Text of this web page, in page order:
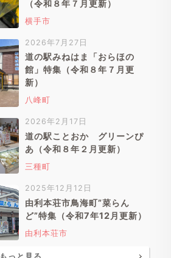
（令和８年７月更新）
横手市
2026年7月27日
道の駅みねはま「おらほの
館」特集（令和８年７月更
新）
八峰町
2026年2月17日
道の駅ことおか グリーンぴ
あ（令和８年２月更新）
三種町
2025年12月12日
由利本荘市鳥海町”菜らん
ど”特集（令和7年12月更新）
由利本荘市